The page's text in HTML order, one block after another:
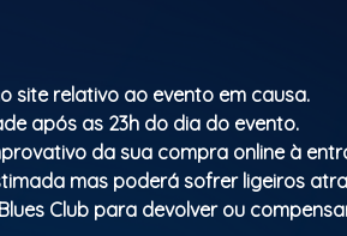
site relativo ao evento em causa.
após as 23h do dia do evento.
da sua compra online à
mas poderá sofrer ligeiros
Club para devolver ou